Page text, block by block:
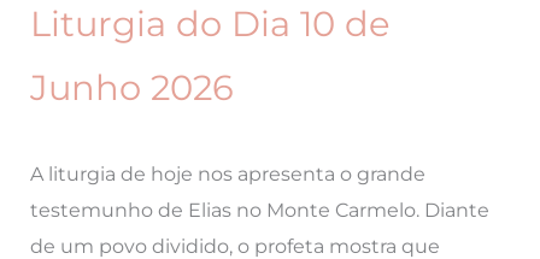
Liturgia do Dia 10 de
Junho 2026
A liturgia de hoje nos apresenta o grande
testemunho de Elias no Monte Carmelo. Diante
de um povo dividido, o profeta mostra que